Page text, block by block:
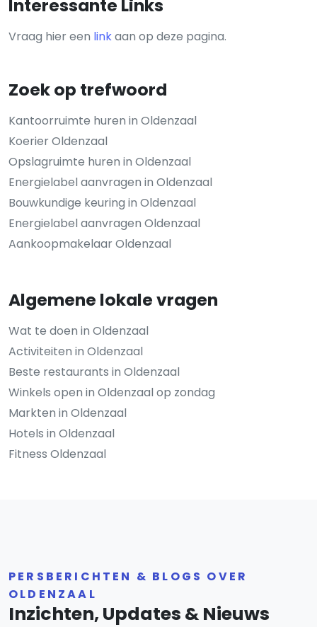
Interessante Links
Vraag hier een linkaan op deze pagina.
Zoek op trefwoord
Kantoorruimte huren in Oldenzaal
Koerier Oldenzaal
Opslagruimte huren in Oldenzaal
Energielabel aanvragen in Oldenzaal
Bouwkundige keuring in Oldenzaal
Energielabel aanvragen Oldenzaal
Aankoopmakelaar Oldenzaal
Algemene lokale vragen
Wat te doen in Oldenzaal
Activiteiten in Oldenzaal
Beste restaurants in Oldenzaal
Winkels open in Oldenzaal op zondag
Markten in Oldenzaal
Hotels in Oldenzaal
Fitness Oldenzaal
PERSBERICHTEN & BLOGS OVER
OLDENZAAL
Inzichten, Updates & Nieuws